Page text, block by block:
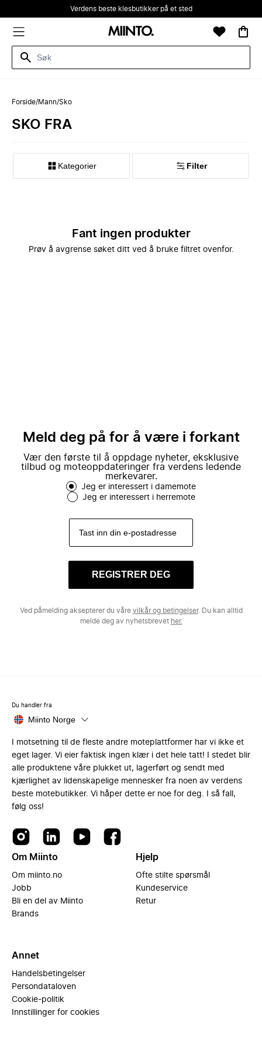
Verdens beste klesbutikker på et sted
Forside/Mann/Sko
SKO FRA
Kategorier Filter
Fant ingen produkter
Prøv å avgrense søket ditt ved å bruke filtret ovenfor.
Meld deg på for å være i forkant
Vær den første til å oppdage nyheter, eksklusive
tilbud og moteoppdateringer fra verdens ledende
merkevarer.
Jeg er interessert i damemote
Jeg er interessert i herremote
REGISTRER DEG
Ved påmelding aksepterer du våre vilkår og betingelser. Du kan alltid
melde deg av nyhetsbrevet her.
Du handler fra
Miinto Norge
I motsetning til de fleste andre moteplattformer har vi ikke et
eget lager. Vi eier faktisk ingen klær i det hele tatt! I stedet blir
alle produktene våre plukket ut, lagerført og sendt med
kjærlighet av lidenskapelige mennesker fra noen av verdens
beste motebutikker. Vi håper dette er noe for deg. I så fall,
følg oss!
Om Miinto
Om miinto.no
Jobb
Bli en del av Miinto
Brands
Hjelp
Ofte stilte spørsmål
Kundeservice
Retur
Annet
Handelsbetingelser
Persondataloven
Cookie-politik
Innstillinger for cookies